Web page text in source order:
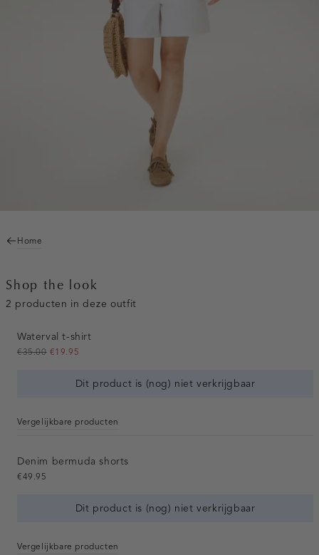
Home
Shop the look
2 producten in deze outfit
Waterval t-shirt
€35.00 €19.95
Dit product is (nog) niet verkrijgbaar
Vergelijkbare producten
Denim bermuda shorts
€49.95
Dit product is (nog) niet verkrijgbaar
Vergelijkbare producten